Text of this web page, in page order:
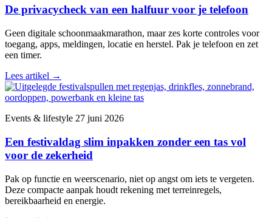
De privacycheck van een halfuur voor je telefoon
Geen digitale schoonmaakmarathon, maar zes korte controles voor
toegang, apps, meldingen, locatie en herstel. Pak je telefoon en zet
een timer.
Lees artikel →
Events & lifestyle 27 juni 2026
Een festivaldag slim inpakken zonder een tas vol
voor de zekerheid
Pak op functie en weerscenario, niet op angst om iets te vergeten.
Deze compacte aanpak houdt rekening met terreinregels,
bereikbaarheid en energie.